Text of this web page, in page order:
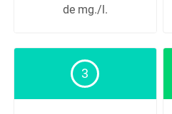
de mg./l.
3